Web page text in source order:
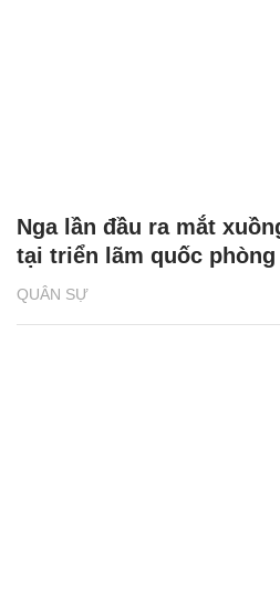
QUÂN SỰ
Nga lần đầu ra mắt
tại triển lãm quốc phòng